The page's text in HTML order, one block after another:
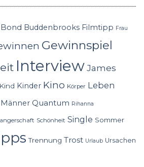
Bond Buddenbrooks Filmtipp Frau
Gewinnspiel
InterviewJames
Kind Kinder Kino Körper Leben
Männer Quantum Rihanna
Schönheit Single Sommer
Trennung Trost Urlaub Ursachen